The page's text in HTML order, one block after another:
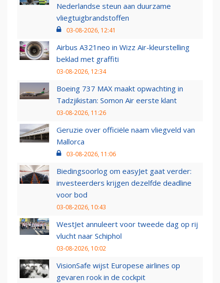
Nederlandse steun aan duurzame
vliegtuigbrandstoffen
03-08-2026, 12:41
Airbus A321neo in Wizz Air-kleurstelling
beklad met graffiti
03-08-2026, 12:34
Boeing 737 MAX maakt opwachting in
Tadzjikistan: Somon Air eerste klant
03-08-2026, 11:26
Geruzie over officiële naam vliegveld van
Mallorca
03-08-2026, 11:06
Biedingsoorlog om easyJet gaat verder:
investeerders krijgen dezelfde deadline
voor bod
03-08-2026, 10:43
WestJet annuleert voor tweede dag op rij
vlucht naar Schiphol
03-08-2026, 10:02
VisionSafe wijst Europese airlines op
gevaren rook in de cockpit